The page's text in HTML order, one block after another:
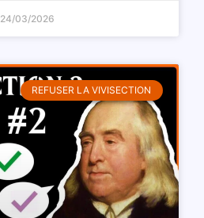
24/03/2026
REFUSER LA VIVISECTION